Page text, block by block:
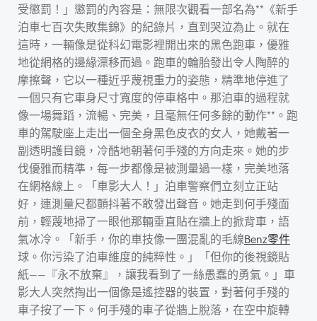
受懲罰！」懲罰的內容是：無限次觀看一部名為**《新手
泊車七百次失敗集錦》的紀錄片，直到哭泣為止。就在
這時，一輛像是從科幻電影裡開出來的黑色跑車，優雅
地從網格的邊緣漂移而過。跑車的輪胎發出令人陶醉的
摩擦聲，它以一種近乎蔑視重力的姿態，精準地停進了
一個只有它車身尺寸寬度的停車格中。那泊車的過程就
像一場舞蹈，流暢、完美，且毫無任何多餘的動作**。跑
車的駕駛座上走出一個全身黑色皮衣的女人，她戴著一
副透明護目鏡，冷酷地朝著何手殘的方向走來。她的步
伐優雅而精準，每一步都像是被測量過一樣，完美地落
在網格線上。「車影大人！」泊車警察們立刻立正站
好，連測量尺都顫抖著不敢發出聲音。她走到何手殘面
前，輕蔑地掃了一眼他那輛垂直貼在牆上的掀背車，語
氣冰冷。「新手，你的車技像一團混亂的毛線Benz零件
球。你污染了泊車維度的純粹性。」「但你的後視鏡貼
紙——『永不放棄』，讓我看到了一絲愚蠢的勇氣。」車
影大人突然掏出一個像是遙控器的裝置，對著何手殘的
車子按了一下。何手殘的車子從牆上脫落，在空中旋轉